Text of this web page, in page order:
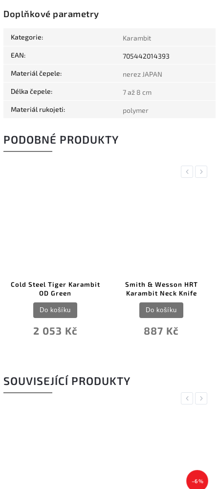
Doplňkové parametry
Kategorie: Karambit
EAN: 705442014393
Materiál čepele: nerez JAPAN
Délka čepele: 7 až 8 cm
Materiál rukojeti: polymer
PODOBNÉ PRODUKTY
Previous
Cold Steel Tiger Karambit
OD Green
2 053 Kč
Do košíku
Smith & Wesson HRT
Karambit Neck Knife
887 Kč
Do košíku
Next
SOUVISEJÍCÍ PRODUKTY
Previous
–6 %
Next